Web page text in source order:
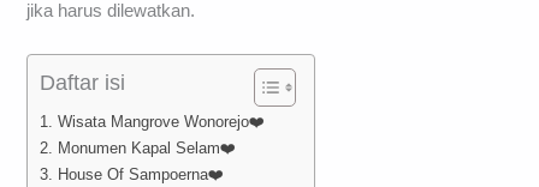
jika harus dilewatkan.
Daftar isi
1. Wisata Mangrove Wonorejo❤️
2. Monumen Kapal Selam❤️
3. House Of Sampoerna❤️